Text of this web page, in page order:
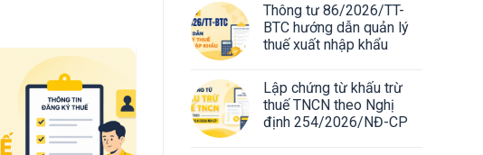
Thông tư 86/2026/TT-
BTC hướng dẫn quản lý
thuế xuất nhập khẩu
Lập chứng từ khấu trừ
thuế TNCN theo Nghị
định 254/2026/NĐ-CP